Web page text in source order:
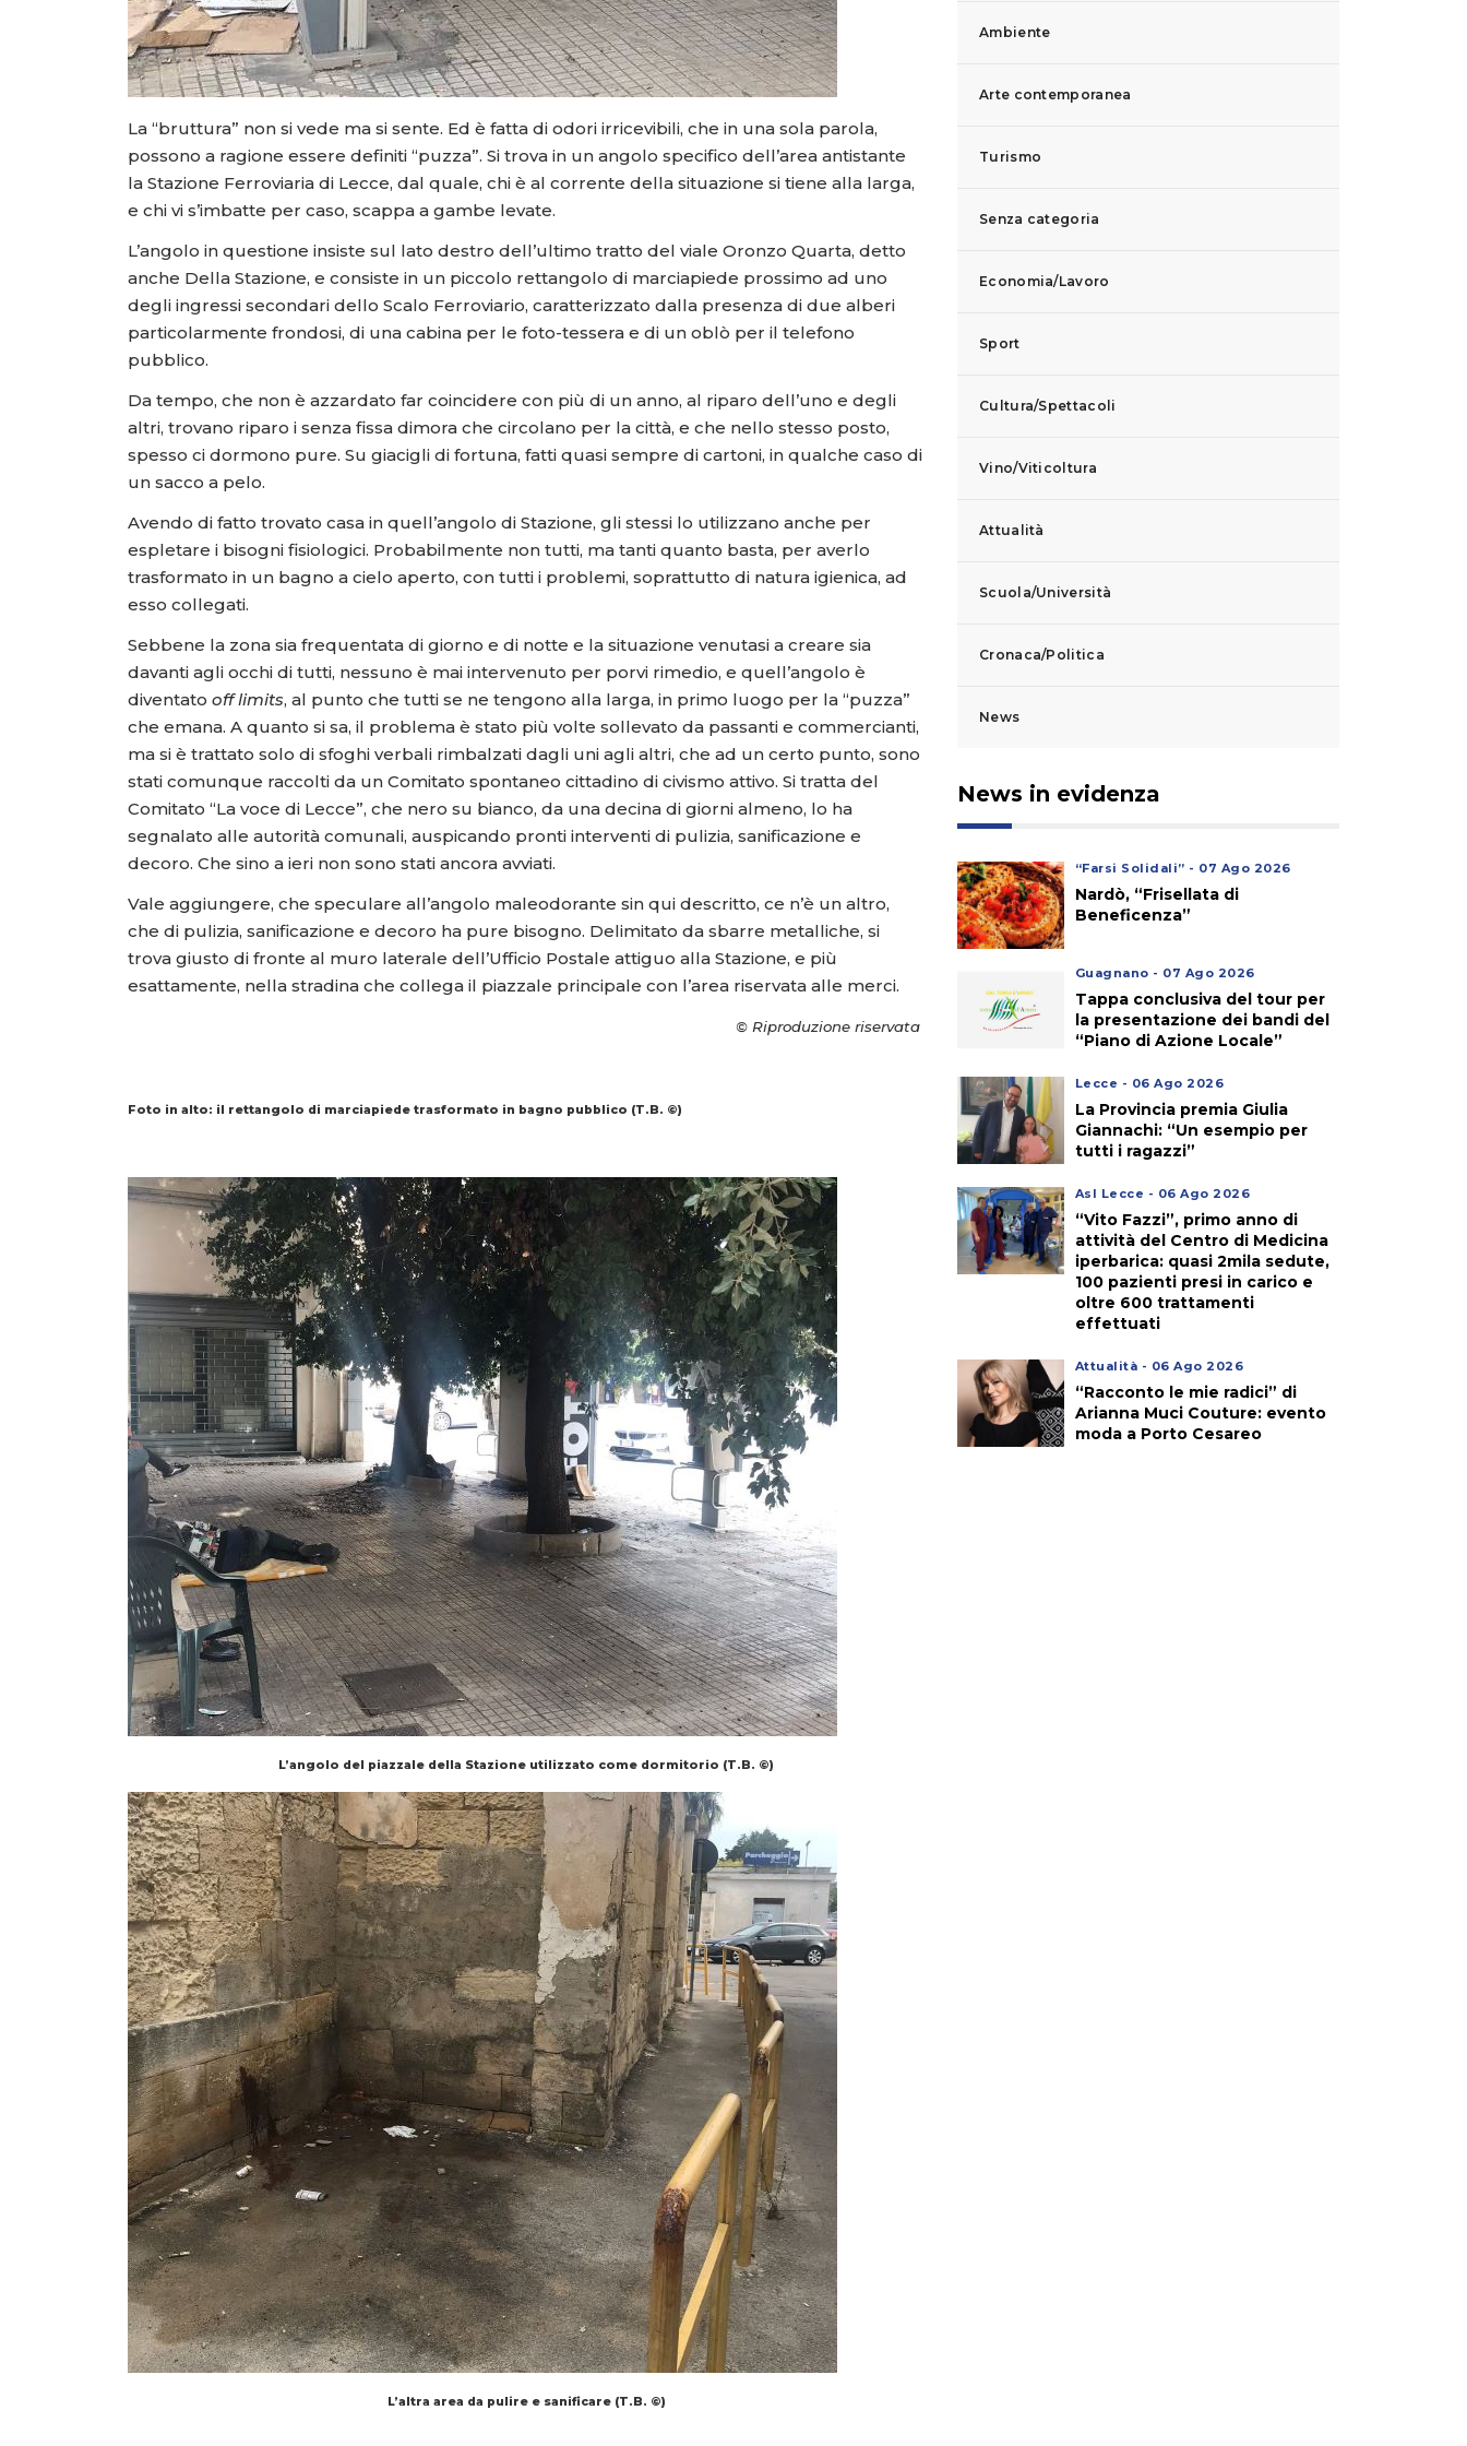
La “bruttura” non si vede ma si sente. Ed è fatta di odori irricevibili, che in una sola parola,
possono a ragione essere definiti “puzza”. Si trova in un angolo specifico dell’area antistante
la Stazione Ferroviaria di Lecce, dal quale, chi è al corrente della situazione si tiene alla larga,
e chi vi s’imbatte per caso, scappa a gambe levate.
L’angolo in questione insiste sul lato destro dell’ultimo tratto del viale Oronzo Quarta, detto
anche Della Stazione, e consiste in un piccolo rettangolo di marciapiede prossimo ad uno
degli ingressi secondari dello Scalo Ferroviario, caratterizzato dalla presenza di due alberi
particolarmente frondosi, di una cabina per le foto-tessera e di un oblò per il telefono
pubblico.
Da tempo, che non è azzardato far coincidere con più di un anno, al riparo dell’uno e degli
altri, trovano riparo i senza fissa dimora che circolano per la città, e che nello stesso posto,
spesso ci dormono pure. Su giacigli di fortuna, fatti quasi sempre di cartoni, in qualche caso di
un sacco a pelo.
Avendo di fatto trovato casa in quell’angolo di Stazione, gli stessi lo utilizzano anche per
espletare i bisogni fisiologici. Probabilmente non tutti, ma tanti quanto basta, per averlo
trasformato in un bagno a cielo aperto, con tutti i problemi, soprattutto di natura igienica, ad
esso collegati.
Sebbene la zona sia frequentata di giorno e di notte e la situazione venutasi a creare sia
davanti agli occhi di tutti, nessuno è mai intervenuto per porvi rimedio, e quell’angolo è
diventato off limits, al punto che tutti se ne tengono alla larga, in primo luogo per la “puzza”
che emana. A quanto si sa, il problema è stato più volte sollevato da passanti e commercianti,
ma si è trattato solo di sfoghi verbali rimbalzati dagli uni agli altri, che ad un certo punto, sono
stati comunque raccolti da un Comitato spontaneo cittadino di civismo attivo. Si tratta del
Comitato “La voce di Lecce”, che nero su bianco, da una decina di giorni almeno, lo ha
segnalato alle autorità comunali, auspicando pronti interventi di pulizia, sanificazione e
decoro. Che sino a ieri non sono stati ancora avviati.
Vale aggiungere, che speculare all’angolo maleodorante sin qui descritto, ce n’è un altro,
che di pulizia, sanificazione e decoro ha pure bisogno. Delimitato da sbarre metalliche, si
trova giusto di fronte al muro laterale dell’Ufficio Postale attiguo alla Stazione, e più
esattamente, nella stradina che collega il piazzale principale con l’area riservata alle merci.
© Riproduzione riservata
Foto in alto: il rettangolo di marciapiede trasformato in bagno pubblico (T.B. ©)
L’angolo del piazzale della Stazione utilizzato come dormitorio (T.B. ©)
L’altra area da pulire e sanificare (T.B. ©)
Ambiente
Arte contemporanea
Turismo
Senza categoria
Economia/Lavoro
Sport
Cultura/Spettacoli
Vino/Viticoltura
Attualità
Scuola/Università
Cronaca/Politica
News
News in evidenza
“Farsi Solidali” - 07 Ago 2026
Nardò, “Frisellata di
Beneficenza”
Guagnano - 07 Ago 2026
Tappa conclusiva del tour per
la presentazione dei bandi del
“Piano di Azione Locale”
Lecce - 06 Ago 2026
La Provincia premia Giulia
Giannachi: “Un esempio per
tutti i ragazzi”
Asl Lecce - 06 Ago 2026
“Vito Fazzi”, primo anno di
attività del Centro di Medicina
iperbarica: quasi 2mila sedute,
100 pazienti presi in carico e
oltre 600 trattamenti
effettuati
Attualità - 06 Ago 2026
“Racconto le mie radici” di
Arianna Muci Couture: evento
moda a Porto Cesareo